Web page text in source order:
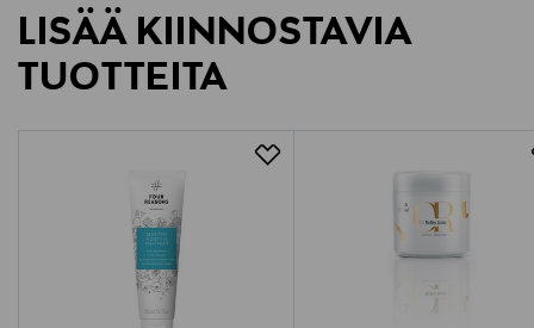
LISÄÄ KIINNOSTAVIA
TUOTTEITA